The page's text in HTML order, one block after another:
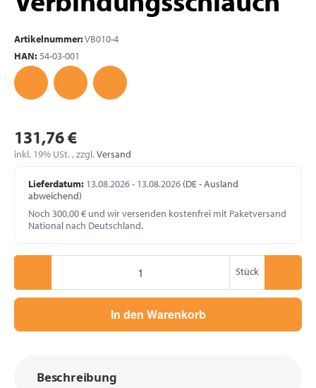
Artikelnummer:VB010-4
HAN: 54-03-001
131,76 €
inkl. 19% USt. , zzgl.Versand
Lieferdatum: 13.08.2026 - 13.08.2026 (DE - Ausland
abweichend)
Noch 300,00 € und wir versenden kostenfrei mit Paketversand
National nach Deutschland.
Stück
In den Warenkorb
Beschreibung